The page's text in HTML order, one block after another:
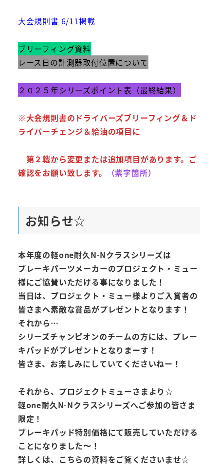
大会規則書 6/11掲載
ブリーフィング資料
レース日の計測器取付位置について
２０２５年シリーズポイント表（最終結果）
※大会規則書のドライバーズブリーフィング＆ド
ライバーチェンジ＆給油の項目に
第２戦から変更または追加項目があります。ご
確認をお願い致します。
（紫字箇所）
お知らせ☆
本年度の軽one耐久N-Nクラスシリーズは
ブレーキパーツメーカーのプロジェクト・ミュー
様にご協賛いただける事になりました！
当日は、プロジェクト・ミュー様よりご入賞者の
皆さまへ素敵な賞品がプレゼントとなります！
それから…
シリーズチャンピオンのチームの方には、プレー
キパッドがプレゼントとなりまーす！
皆さま、お楽しみにしていてくださいねー！
それから、プロジェクトミューさまより☆
軽one耐久N-Nクラスシリーズへご参加の皆さま
限定！
ブレーキパッド特別価格にて販売していただける
ことになりました〜！
詳しくは、こちらの資料をご覧くださいませ☆